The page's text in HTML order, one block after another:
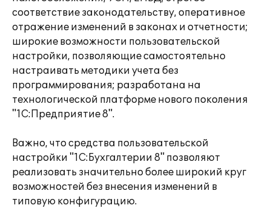
соответствие законодательству, оперативное
отражение изменений в законах и отчетности;
широкие возможности пользовательской
настройки, позволяющие самостоятельно
настраивать методики учета без
программирования; разработана на
технологической платформе нового поколения
"1С:Предприятие 8".
Важно, что средства пользовательской
настройки "1С:Бухгалтерии 8" позволяют
реализовать значительно более широкий круг
возможностей без внесения изменений в
типовую конфигурацию.